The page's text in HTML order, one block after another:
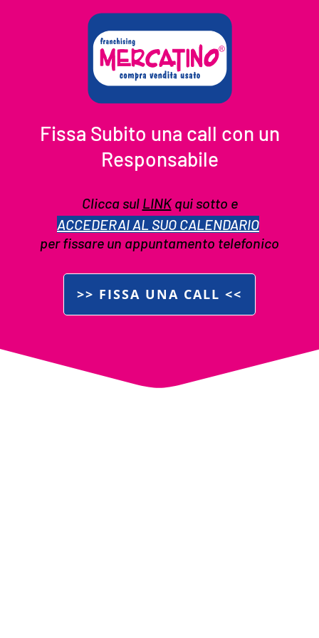
Fissa Subito una call con un
Responsabile
Clicca sul LINK qui sotto e
ACCEDERAI AL SUO CALENDARIO
per fissare un appuntamento telefonico
>> FISSA UNA CALL <<